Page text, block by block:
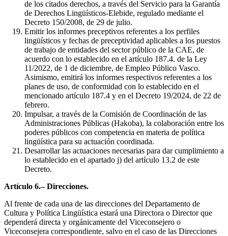
de los citados derechos, a través del Servicio para la Garantía
de Derechos Lingüísticos-Elebide, regulado mediante el
Decreto 150/2008, de 29 de julio.
Emitir los informes preceptivos referentes a los perfiles
lingüísticos y fechas de preceptividad aplicables a los puestos
de trabajo de entidades del sector público de la CAE, de
acuerdo con lo establecido en el artículo 187.4. de la Ley
11/2022, de 1 de diciembre, de Empleo Público Vasco.
Asimismo, emitirá los informes respectivos referentes a los
planes de uso, de conformidad con lo establecido en el
mencionado artículo 187.4 y en el Decreto 19/2024, de 22 de
febrero.
Impulsar, a través de la Comisión de Coordinación de las
Administraciones Públicas (Hakoba), la colaboración entre los
poderes públicos con competencia en materia de política
lingüística para su actuación coordinada.
Desarrollar las actuaciones necesarias para dar cumplimiento a
lo establecido en el apartado j) del artículo 13.2 de este
Decreto.
Artículo 6.– Direcciones.
Al frente de cada una de las direcciones del Departamento de
Cultura y Política Lingüística estará una Directora o Director que
dependerá directa y orgánicamente del Viceconsejero o
Viceconsejera correspondiente, salvo en el caso de las Direcciones